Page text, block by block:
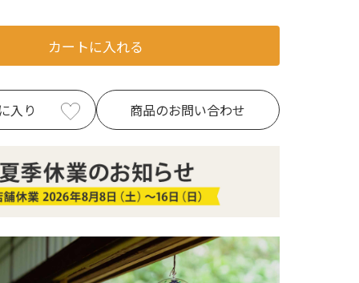
カートに入れる
入り 商品のお問い合わせ